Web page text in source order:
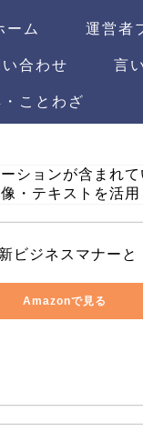
ーム 運営者
合わせ
言
ことわざ
ションが含まれて
・テキストを活用
ビジネスマナー
Amazonで見る